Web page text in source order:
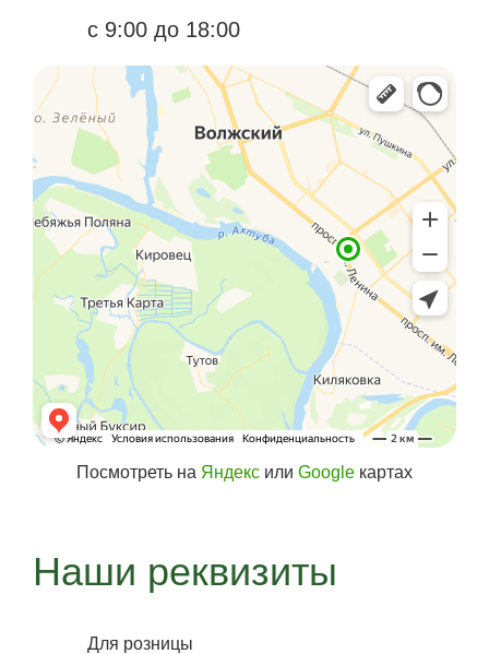
с 9:00 до 18:00
Посмотреть на Яндекс или Google картах
Наши реквизиты
Для розницы